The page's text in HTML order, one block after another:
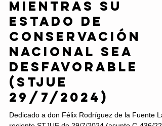
Autónoma
mientras su
estado de
conservación
nacional sea
desfavorable
(STJUE
29/7/2024)